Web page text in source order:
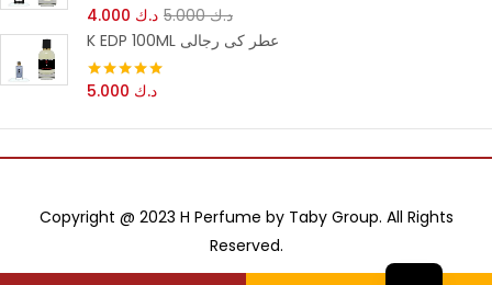
تم التقييمد.ك د.ك5.000
K EDP 100ML عطر كى رجالى
تم التقييمد.ك
Copyright @ 2023 H Perfume by Taby Group. All Rights
Reserved.